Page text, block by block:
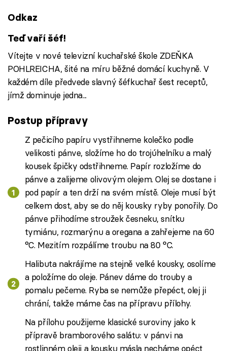
Odkaz
Teď vaří šéf!
Vítejte v nové televizní kuchařské škole ZDEŇKA
POHLREICHA, šité na míru běžné domácí kuchyně. V
každém díle předvede slavný šéfkuchař šest receptů,
jímž dominuje jedna...
Postup přípravy
Z pečicího papíru vystřihneme kolečko podle
velikosti pánve, složíme ho do trojúhelníku a malý
kousek špičky odstřihneme. Papír rozložíme do
pánve a zalijeme olivovým olejem. Olej se dostane i
pod papír a ten drží na svém místě. Oleje musí být
celkem dost, aby se do něj kousky ryby ponořily. Do
pánve přihodíme stroužek česneku, snítku
tymiánu, rozmarýnu a oregana a zahřejeme na 60
°C. Mezitím rozpálíme troubu na 80 °C.
Halibuta nakrájíme na stejně velké kousky, osolíme
a položíme do oleje. Pánev dáme do trouby a
pomalu pečeme. Ryba se nemůže přepéct, olej ji
chrání, takže máme čas na přípravu přílohy.
Na přílohu použijeme klasické suroviny jako k
přípravě bramborového salátu: v pánvi na
rostlinném oleji a kousku másla necháme opéct